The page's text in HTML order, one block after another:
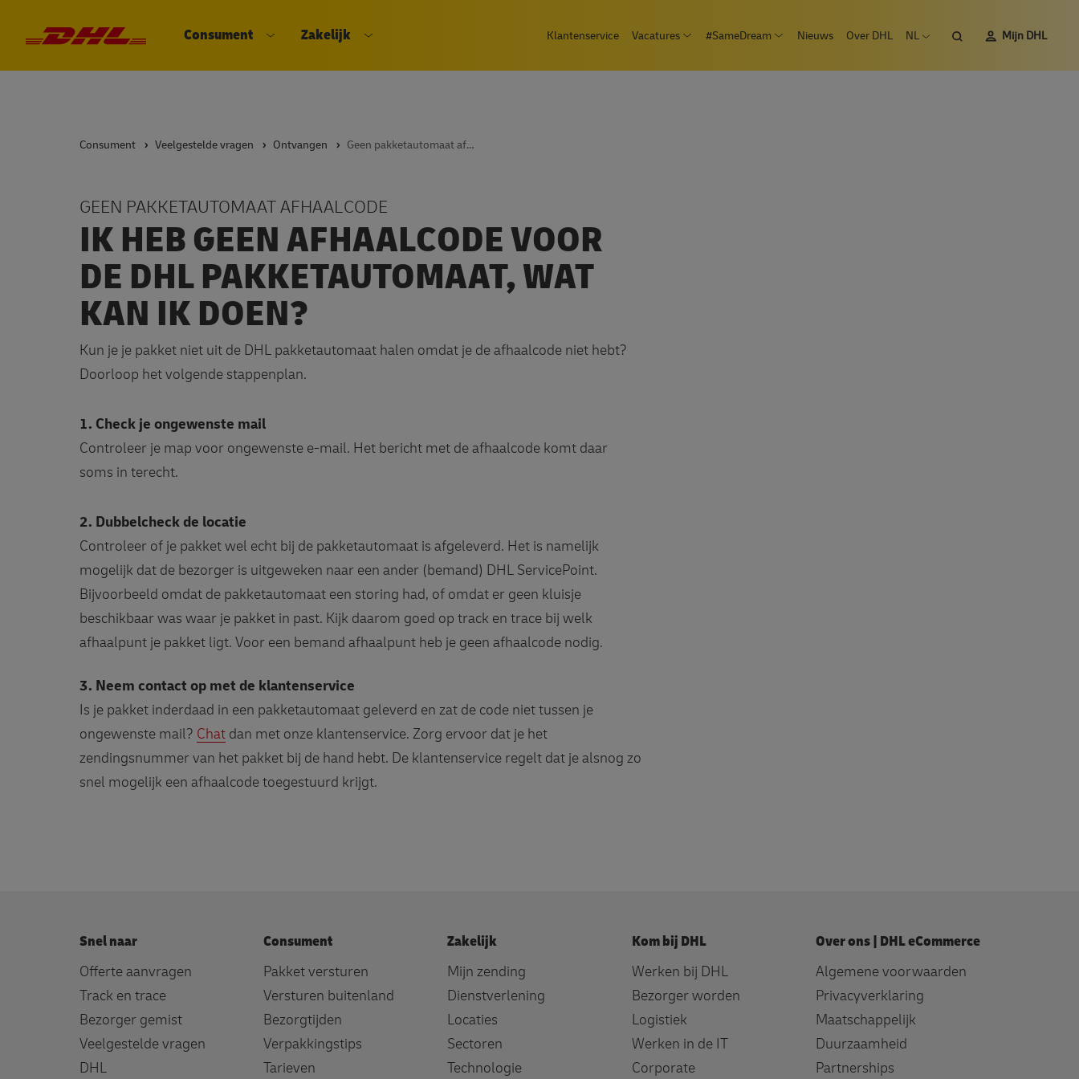
en
DHL eCommerce, ga naar de homepage
Consument
Zakelijk
Klantenservice Vacatures
Open submenu Vacatures
#SameDream
Open submenu #SameDream
Nieuws Over DHL
NL
ZoekenMijn DHL
Consument Veelgestelde vragen Ontvangen Geen pakketautomaat afhaalcode
IK HEB GEEN AFHAALCODE VOOR
DE DHL PAKKETAUTOMAAT, WAT
KAN IK DOEN?
GEEN PAKKETAUTOMAAT AFHAALCODE
Kun je je pakket niet uit de DHL pakketautomaat halen omdat je de afhaalcode niet hebt?
Doorloop het volgende stappenplan.
1. Check je ongewenste mail
Controleer je map voor ongewenste e-mail. Het bericht met de afhaalcode komt daar
soms in terecht.
2. Dubbelcheck de locatie
Controleer of je pakket wel echt bij de pakketautomaat is afgeleverd. Het is namelijk
mogelijk dat de bezorger is uitgeweken naar een ander (bemand) DHL ServicePoint.
Bijvoorbeeld omdat de pakketautomaat een storing had, of omdat er geen kluisje
beschikbaar was waar je pakket in past. Kijk daarom goed op track en trace bij welk
afhaalpunt je pakket ligt. Voor een bemand afhaalpunt heb je geen afhaalcode nodig.
3. Neem contact op met de klantenservice
Is je pakket inderdaad in een pakketautomaat geleverd en zat de code niet tussen je
ongewenste mail? Chat dan met onze klantenservice. Zorg ervoor dat je het
zendingsnummer van het pakket bij de hand hebt. De klantenservice regelt dat je alsnog zo
snel mogelijk een afhaalcode toegestuurd krijgt.
Snel naar
Offerte aanvragen
Track en trace
Bezorger gemist
Veelgestelde vragen
DHL
Consument
Pakket versturen
Versturen buitenland
Bezorgtijden
Verpakkingstips
Tarieven
Zakelijk
Mijn zending
Dienstverlening
Locaties
Sectoren
Technologie
Kom bij DHL
Werken bij DHL
Bezorger worden
Logistiek
Werken in de IT
Corporate
Over ons | DHL eCommerce
Algemene voorwaarden
Privacyverklaring
Maatschappelijk
Duurzaamheid
Partnerships